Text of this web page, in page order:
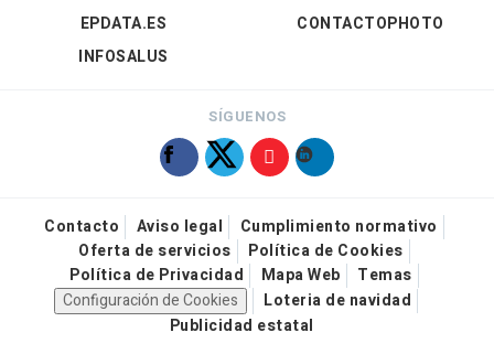
EPDATA.ES
INFOSALUS
CONTACTOPHOTO
SÍGUENOS
Contacto Aviso legal
Cumplimiento normativo
Oferta de servicios
Política de Cookies
Política de Privacidad
Mapa Web
Temas
Configuración de Cookies
Loteria de navidad
Publicidad estatal